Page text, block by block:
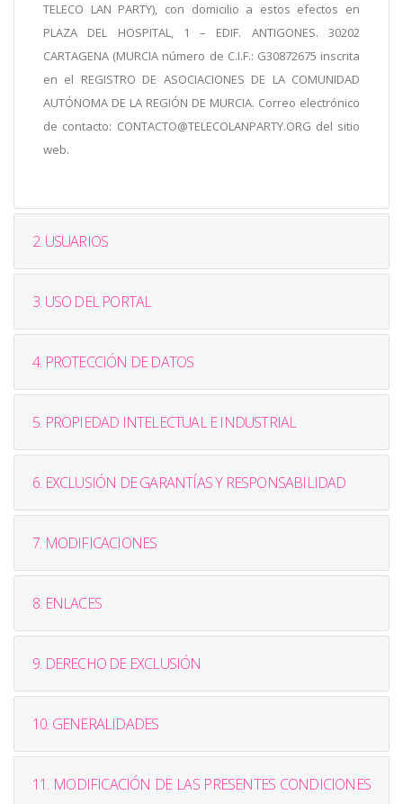
TELECO LAN PARTY), con domicilio a estos efectos en
PLAZA DEL HOSPITAL, 1 – EDIF. ANTIGONES. 30202
CARTAGENA (MURCIA número de C.I.F.: G30872675 inscrita
en el REGISTRO DE ASOCIACIONES DE LA COMUNIDAD
AUTÓNOMA DE LA REGIÓN DE MURCIA. Correo electrónico
de contacto: CONTACTO@TELECOLANPARTY.ORG del sitio
web.
2. USUARIOS
3. USO DEL PORTAL
4. PROTECCIÓN DE DATOS
5. PROPIEDAD INTELECTUAL E INDUSTRIAL
6. EXCLUSIÓN DE GARANTÍAS Y RESPONSABILIDAD
7. MODIFICACIONES
8. ENLACES
9. DERECHO DE EXCLUSIÓN
10. GENERALIDADES
11. MODIFICACIÓN DE LAS PRESENTES CONDICIONES